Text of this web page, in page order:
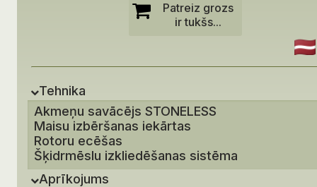
Patreiz grozs
ir tukšs...
Tehnika
Akmeņu savācējs STONELESS
Maisu izbēršanas iekārtas
Rotoru ecēšas
Šķidrmēslu izkliedēšanas sistēma
Aprīkojums